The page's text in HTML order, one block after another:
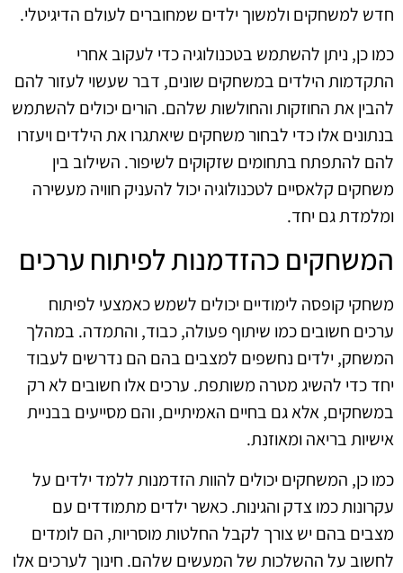
חדש למשחקים ולמשוך ילדים שמחוברים לעולם הדיגיטלי.
כמו כן, ניתן להשתמש בטכנולוגיה כדי לעקוב אחרי
התקדמות הילדים במשחקים שונים, דבר שעשוי לעזור להם
להבין את החוזקות והחולשות שלהם. הורים יכולים להשתמש
בנתונים אלו כדי לבחור משחקים שיאתגרו את הילדים ויעזרו
להם להתפתח בתחומים שזקוקים לשיפור. השילוב בין
משחקים קלאסיים לטכנולוגיה יכול להעניק חוויה מעשירה
ומלמדת גם יחד.
המשחקים כהזדמנות לפיתוח ערכים
משחקי קופסה לימודיים יכולים לשמש כאמצעי לפיתוח
ערכים חשובים כמו שיתוף פעולה, כבוד, והתמדה. במהלך
המשחק, ילדים נחשפים למצבים בהם הם נדרשים לעבוד
יחד כדי להשיג מטרה משותפת. ערכים אלו חשובים לא רק
במשחקים, אלא גם בחיים האמיתיים, והם מסייעים בבניית
אישיות בריאה ומאוזנת.
כמו כן, המשחקים יכולים להוות הזדמנות ללמד ילדים על
עקרונות כמו צדק והגינות. כאשר ילדים מתמודדים עם
מצבים בהם יש צורך לקבל החלטות מוסריות, הם לומדים
לחשוב על ההשלכות של המעשים שלהם. חינוך לערכים אלו